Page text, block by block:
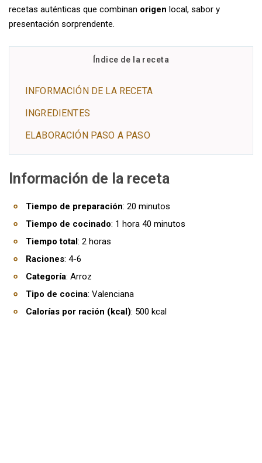
recetas auténticas que combinan origen local, sabor y
presentación sorprendente.
Índice de la receta
INFORMACIÓN DE LA RECETA
INGREDIENTES
ELABORACIÓN PASO A PASO
Información de la receta
Tiempo de preparación: 20 minutos
Tiempo de cocinado: 1 hora 40 minutos
Tiempo total: 2 horas
Raciones: 4-6
Categoría: Arroz
Tipo de cocina: Valenciana
Calorías por ración (kcal): 500 kcal